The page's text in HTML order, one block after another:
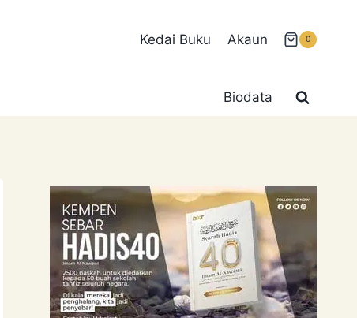
Kedai Buku Akaun 0
Biodata